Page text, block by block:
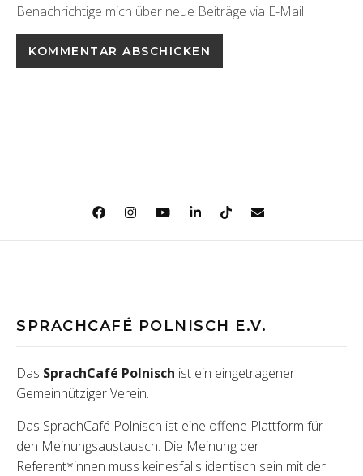
Benachrichtige mich über neue Beiträge via E-Mail.
SPRACHCAFÉ POLNISCH E.V.
Das SprachCafé Polnisch ist ein eingetragener
Gemeinnütziger Verein.
Das SprachCafé Polnisch ist eine offene Plattform für
den Meinungsaustausch. Die Meinung der
Referent*innen muss keinesfalls identisch sein mit der